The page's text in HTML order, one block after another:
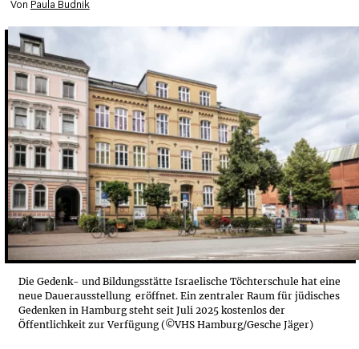
Von Paula Budnik
Die Gedenk- und Bildungsstätte Israelische Töchterschule hat eine
neue Dauerausstellung eröffnet. Ein zentraler Raum für jüdisches
Gedenken in Hamburg steht seit Juli 2025 kostenlos der
Öffentlichkeit zur Verfügung (©VHS Hamburg/Gesche Jäger)